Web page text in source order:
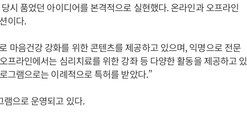
시 품었던 아이디어를 본격적으로 실현했다. 온라인과 오프라인
이다.
마음건강 강화를 위한 콘텐츠를 제공하고 있으며, 익명으로 전문
프라인에서는 심리치료를 위한 강좌 등 다양한 활동을 제공하고 있
그램으로는 이례적으로 특허를 받았다.”
으로 운영되고 있다.